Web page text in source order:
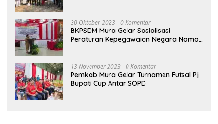
30 Oktober 2023 0 Komentar
BKPSDM Mura Gelar Sosialisasi
Peraturan Kepegawaian Negara Nomor
13 November 2023 0 Komentar
Pemkab Mura Gelar Turnamen Futsal Pj
Bupati Cup Antar SOPD